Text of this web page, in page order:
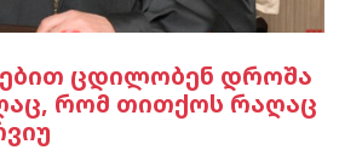
ცდილობენ დროშა
რომ თითქოს რაღაც